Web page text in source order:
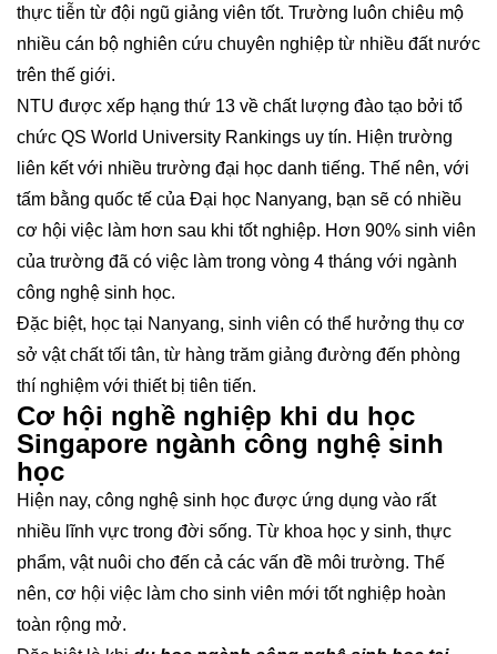
thực tiễn từ đội ngũ giảng viên tốt. Trường luôn chiêu mộ
nhiều cán bộ nghiên cứu chuyên nghiệp từ nhiều đất nước
trên thế giới.
NTU được xếp hạng thứ 13 về chất lượng đào tạo bởi tổ
chức QS World University Rankings uy tín. Hiện trường
liên kết với nhiều trường đại học danh tiếng. Thế nên, với
tấm bằng quốc tế của Đại học Nanyang, bạn sẽ có nhiều
cơ hội việc làm hơn sau khi tốt nghiệp. Hơn 90% sinh viên
của trường đã có việc làm trong vòng 4 tháng với ngành
công nghệ sinh học.
Đặc biệt, học tại Nanyang, sinh viên có thể hưởng thụ cơ
sở vật chất tối tân, từ hàng trăm giảng đường đến phòng
thí nghiệm với thiết bị tiên tiến.
Cơ hội nghề nghiệp khi du học
Singapore ngành công nghệ sinh
học
Hiện nay, công nghệ sinh học được ứng dụng vào rất
nhiều lĩnh vực trong đời sống. Từ khoa học y sinh, thực
phẩm, vật nuôi cho đến cả các vấn đề môi trường. Thế
nên, cơ hội việc làm cho sinh viên mới tốt nghiệp hoàn
toàn rộng mở.